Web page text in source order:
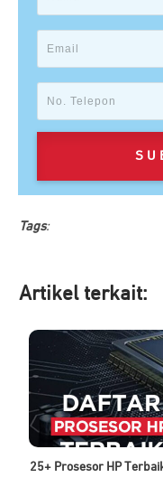
Tags:
Artikel terkait:
25+ Prosesor HP